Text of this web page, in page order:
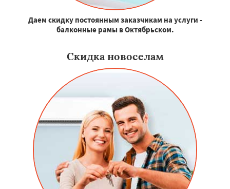
Даем скидку постоянным заказчикам на услуги -
балконные рамы в Октябрьском.
Скидка новоселам